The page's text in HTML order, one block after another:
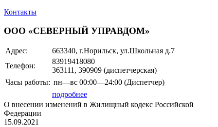
Контакты
ООО «СЕВЕРНЫЙ УПРАВДОМ»
Адрес:
663340, г.Норильск, ул.Школьная д.7
Телефон:
83919418080
363111, 390909 (диспетчерская)
Часы работы: пн—вс 00:00—24:00 (Диспетчер)
подробнее
О внесении изменений в Жилищный кодекс Российской
Федерации
15.09.2021